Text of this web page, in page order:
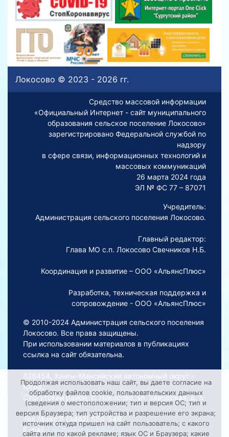
Локосово © 2023 - 2026 гг.
Средство массовой информации
«Официальный Интернет - сайт муниципального
образования сельское поселение Локосово»
зарегистрировано Федеральной службой по
надзору
в сфере связи, информационных технологий и
массовых коммуникаций
26 марта 2024 года
ЭЛ № ФС 77 – 87071
Учредитель:
Администрация сельского поселения Локосово.
Главный редактор:
Глава МО с.п. Локосово Свечников Н.Б.
Координация и развитие – ООО «АльянсПлюс»
Разработка, техническая поддержка и
сопровождение - ООО «АльянсПлюс»
© 2010-2024 Администрация сельского поселения
Локосово. Все права защищены.
При использовании материалов в публикациях
ссылка на сайт обязательна.
628454, Ханты-Мансийский автономный округ –
Югра,
Сургутский район, с. Локосово, ул. Заводская, д. 5
Тел./факс 8 (3462) 550-548
E-mail:
Lokosovoadm@mail.ru
Продолжая использовать наш сайт, вы даете согласие на
обработку файлов cookie, пользовательских данных
(сведения о местоположении; тип и версия ОС; тип и
версия Браузера; тип устройства и разрешение его экрана;
источник откуда пришел на сайт пользователь; с какого
сайта или по какой рекламе; язык ОС и Браузера; какие